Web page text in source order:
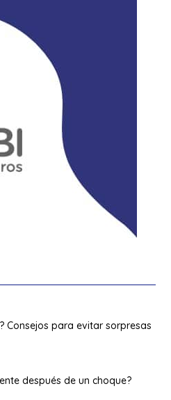
Consejos para evitar sorpresas
después de un choque?